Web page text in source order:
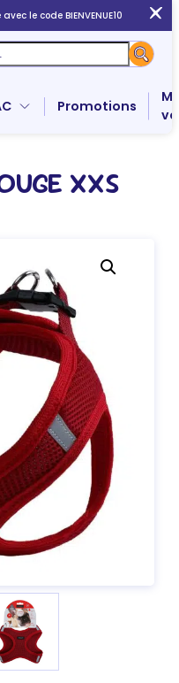
le code BIENVENUE10
Promotions
XXS